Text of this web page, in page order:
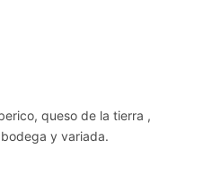
queso de la tierra ,
y variada.